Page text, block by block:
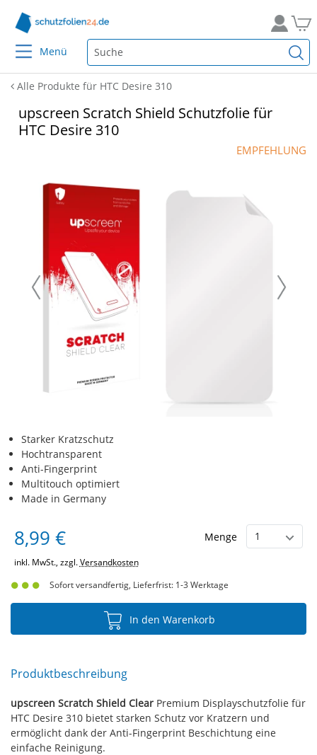
Menü
Alle Produkte für HTC Desire 310
upscreen Scratch Shield Schutzfolie für
HTC Desire 310
EMPFEHLUNG
Starker Kratzschutz
Hochtransparent
Anti-Fingerprint
Multitouch optimiert
Made in Germany
8,99 € Menge
inkl. MwSt., zzgl.Versandkosten
Sofort versandfertig, Lieferfrist: 1-3 Werktage
In den Warenkorb
Produktbeschreibung
upscreen Scratch Shield Clear Premium Displayschutzfolie für
HTC Desire 310 bietet starken Schutz vor Kratzern und
ermöglicht dank der Anti-Fingerprint Beschichtung eine
einfache Reinigung.